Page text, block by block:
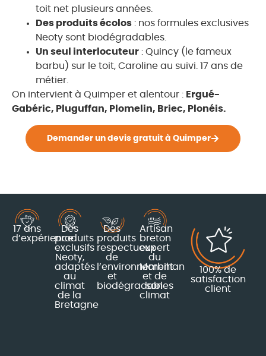
toit net plusieurs années.
Des produits écolos : nos formules exclusives
Neoty sont biodégradables.
Un seul interlocuteur : Quincy (le fameux
barbu) sur le toit, Caroline au suivi. 17 ans de
métier.
On intervient à Quimper et alentour : Ergué-
Gabéric, Pluguffan, Plomelin, Briec, Plonéis.
Demander un devis gratuit à Quimper
17 ans
d’expérience
Des
produits
exclusifs
Neoty,
adaptés
au
climat
de la
Bretagne
Des
produits
respectueux
de
l’environnement
et
biodégradables
Artisan
breton
expert
du
Morbihan
et de
son
climat
100% de
satisfaction
client